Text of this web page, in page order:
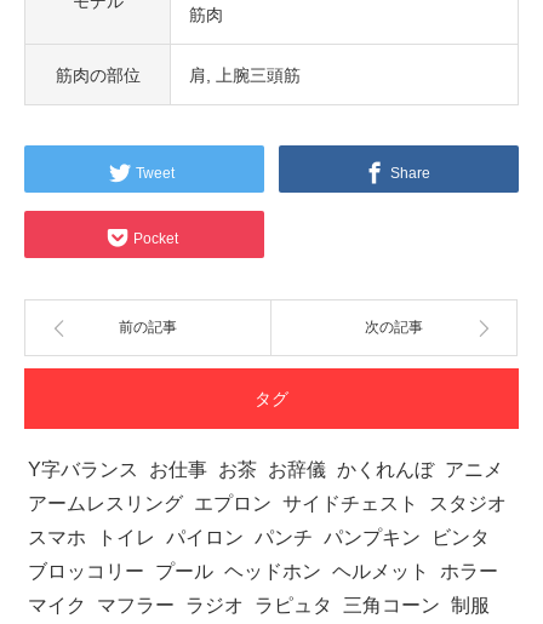
筋肉
筋肉の部位 肩 上腕三頭筋
Tweet Share
Pocket
前の記事 次の記事
タグ
Y字バランス お仕事 お茶 お辞儀 かくれんぼ アニメ
アームレスリング エプロン サイドチェスト
スタジオ
スマホ
トイレ パイロン パンチ パンプキン
ビンタ
ブロッコリー
プール ヘッドホン ヘルメット
ホラー
マイク
マフラー ラジオ ラピュタ 三角コーン 制服